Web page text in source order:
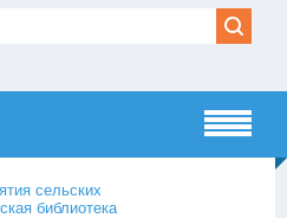
сельских
библиотека